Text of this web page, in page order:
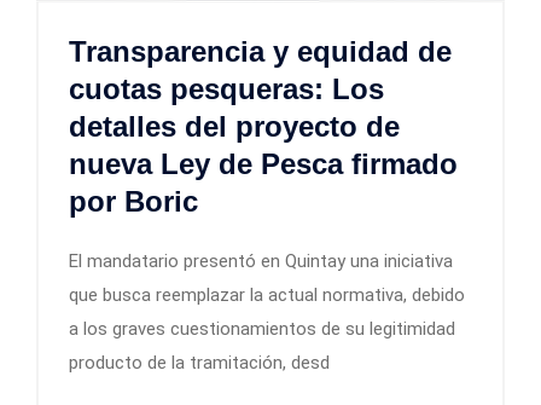
Transparencia y equidad de
cuotas pesqueras: Los
detalles del proyecto de
nueva Ley de Pesca firmado
por Boric
El mandatario presentó en Quintay una iniciativa
que busca reemplazar la actual normativa, debido
a los graves cuestionamientos de su legitimidad
producto de la tramitación, desd